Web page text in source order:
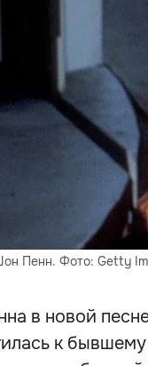
Пенн. Фото: Getty
в новой
к